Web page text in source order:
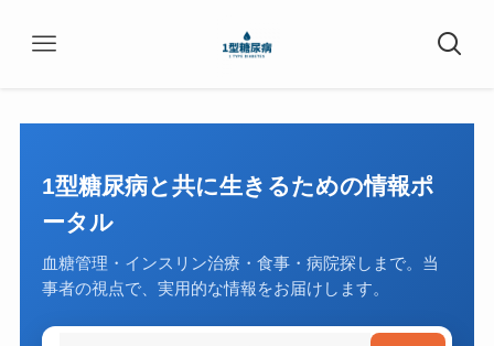
1型糖尿病と共に生きるための情報ポ
ータル
血糖管理・インスリン治療・食事・病院探しまで。当
事者の視点で、実用的な情報をお届けします。